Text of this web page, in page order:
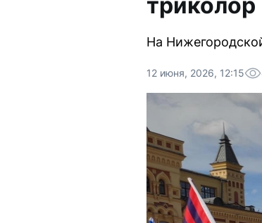
На
12 июня, 2026, 12:15